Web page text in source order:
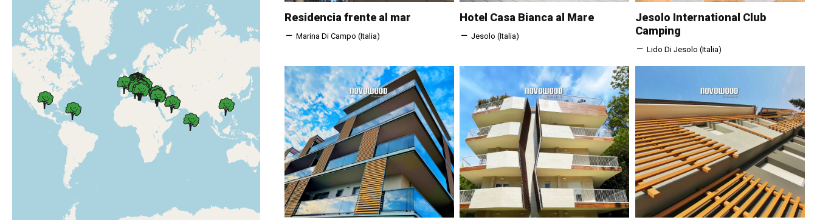
Residencia frente al mar
Marina Di Campo (Italia)
Hotel Casa Bianca al Mare
Jesolo (Italia)
Jesolo International Club
Camping
Lido Di Jesolo (Italia)